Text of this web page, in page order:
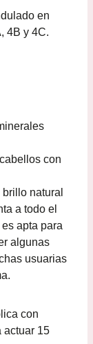
en
4B y 4C.
con
natural
a todo el
es apta para
algunas
usuarias
con
actuar 15